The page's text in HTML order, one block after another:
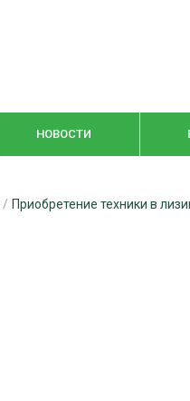
НОВОСТИ
/ Приобретение техники в